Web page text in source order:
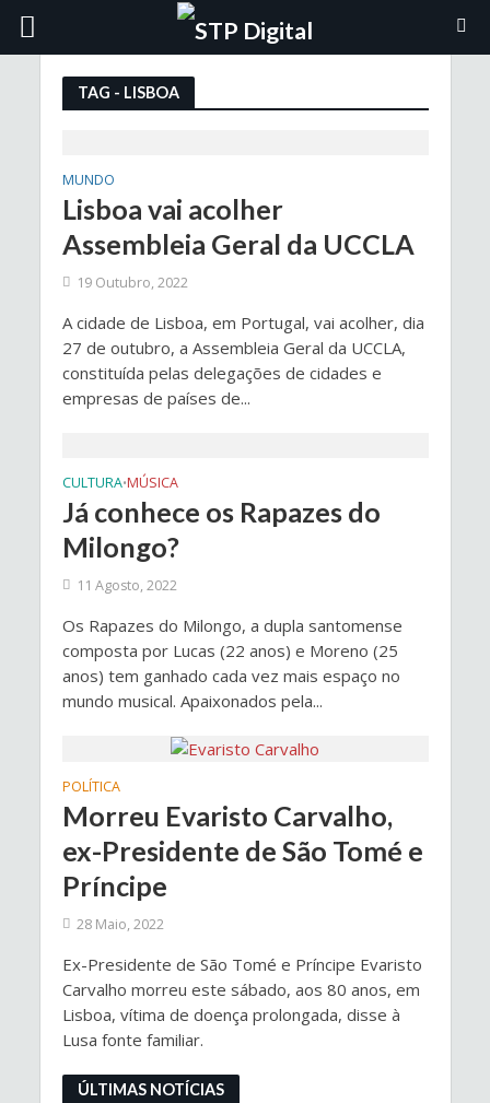
TAG - LISBOA
MUNDO
Lisboa vai acolher
Assembleia Geral da UCCLA
19 Outubro, 2022
A cidade de Lisboa, em Portugal, vai acolher, dia
27 de outubro, a Assembleia Geral da UCCLA,
constituída pelas delegações de cidades e
empresas de países de...
CULTURA•MÚSICA
Já conhece os Rapazes do
Milongo?
11 Agosto, 2022
Os Rapazes do Milongo, a dupla santomense
composta por Lucas (22 anos) e Moreno (25
anos) tem ganhado cada vez mais espaço no
mundo musical. Apaixonados pela...
POLÍTICA
Morreu Evaristo Carvalho,
ex-Presidente de São Tomé e
Príncipe
28 Maio, 2022
Ex-Presidente de São Tomé e Príncipe Evaristo
Carvalho morreu este sábado, aos 80 anos, em
Lisboa, vítima de doença prolongada, disse à
Lusa fonte familiar.
ÚLTIMAS NOTÍCIAS